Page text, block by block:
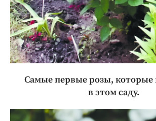
Самые первые розы, которые
в этом саду.